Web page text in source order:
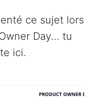
ce sujet lors
Day… tu
ici.